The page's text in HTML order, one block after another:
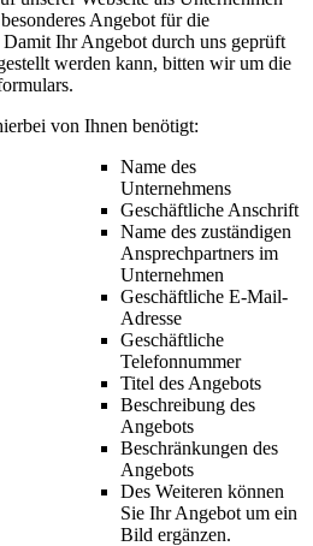
Angebot für die
Ihr Angebot durch uns geprüft
werden kann, bitten wir um die
von Ihnen benötigt:
Name des
Unternehmens
Geschäftliche Anschrift
Name des zuständigen
Ansprechpartners im
Unternehmen
Geschäftliche E-Mail-
Adresse
Geschäftliche
Telefonnummer
Titel des Angebots
Beschreibung des
Angebots
Beschränkungen des
Angebots
Des Weiteren können
Sie Ihr Angebot um ein
Bild ergänzen.